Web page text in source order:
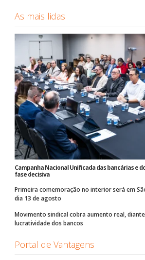
As mais lidas
Campanha Nacional Unificada das bancárias e
fase decisiva
Primeira comemoração no interior será em
dia 13 de agosto
Movimento sindical cobra aumento real,
lucratividade dos bancos
Portal de Vantagens